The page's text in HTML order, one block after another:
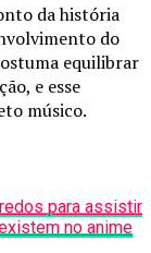
da história
do
equilibrar
e esse
músico.
para assistir
no anime